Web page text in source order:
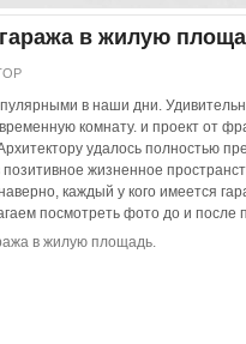
в жилую
в наши дни.
комнату. и проект от
удалось полностью
жизненное
каждый у кого имеется
посмотреть фото до и после